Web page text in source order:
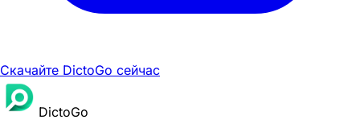
Скачайте DictoGo сейчас
DictoGo